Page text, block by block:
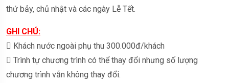
thứ bảy, chủ nhật và các ngày Lễ Tết.
GHI CHÚ:
 Khách nước ngoài phụ thu 300.000đ/khách
 Trình tự chương trình có thể thay đổi nhưng số lượng
chương trình vẫn không thay đổi.